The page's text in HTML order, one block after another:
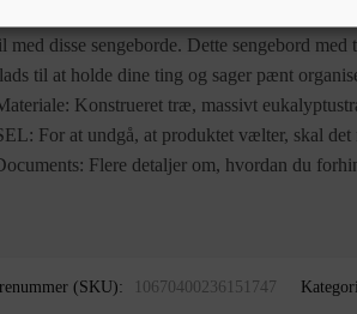
disse sengeborde. Dette sengebord
til at holde dine ting og sager pænt
Konstrueret træ, massivt
For at undgå, at produktet vælter, skal det
Flere detaljer om, hvordan du
(SKU): 10670400236151747